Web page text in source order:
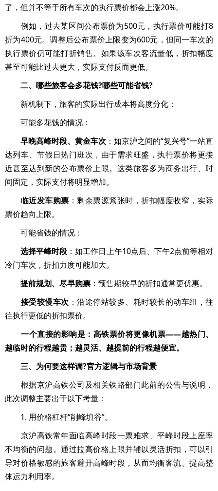
了，但并不等于所有车次的执行票价都会上涨20%。
例如，过去某区间公布票价为500元，执行票价可能打8
折为400元。调整后公布票价上限变为600元，但同一车次的
执行票价仍可能打折销售。如果该车次客流量低，折扣幅度
甚至可能比过去更大，实际支付反而更低。
二、哪些旅客会多花钱?哪些可能省钱?
新机制下，旅客的实际出行成本将高度分化：
可能多花钱的情况：
早晚高峰时段、黄金车次 ：如京沪之间的“复兴号”一站直
达列车、节假日热门班次，由于需求旺盛，执行票价将更接
近甚至达到新的公布票价上限。这类旅客多为商务出行、时
间固定，实际支付将明显增加。
临近发车购票 ：剩余票源紧张时，折扣幅度收窄，实际
票价趋向上限。
可能省钱的情况：
选择平峰时段 ：如工作日上午10点后、下午2点前等相对
冷门车次，折扣力度可能加大。
提前规划、尽早购票 ：预售期较早的折扣通常更优惠。
接受较慢车次 ：沿途停站较多、耗时较长的动车组，往
往执行更低的折扣票价。
一个直接的影响是：高铁票价将更像机票——越热门、
越临时的行程越贵；越灵活、越提前的行程越便宜。
三、为何要这样调?官方逻辑与市场背景
根据京沪高铁公司及相关铁路部门此前的公告与说明，
此次调整主要出于以下考量：
1. 用价格杠杆“削峰填谷”。
京沪高铁常年面临高峰时段一票难求、平峰时段上座率
不均衡的问题。通过拉高价格上限并辅以灵活折扣，可以引
导对价格敏感的旅客避开高峰时段，从而均衡客流、提高整
体运力利用率。